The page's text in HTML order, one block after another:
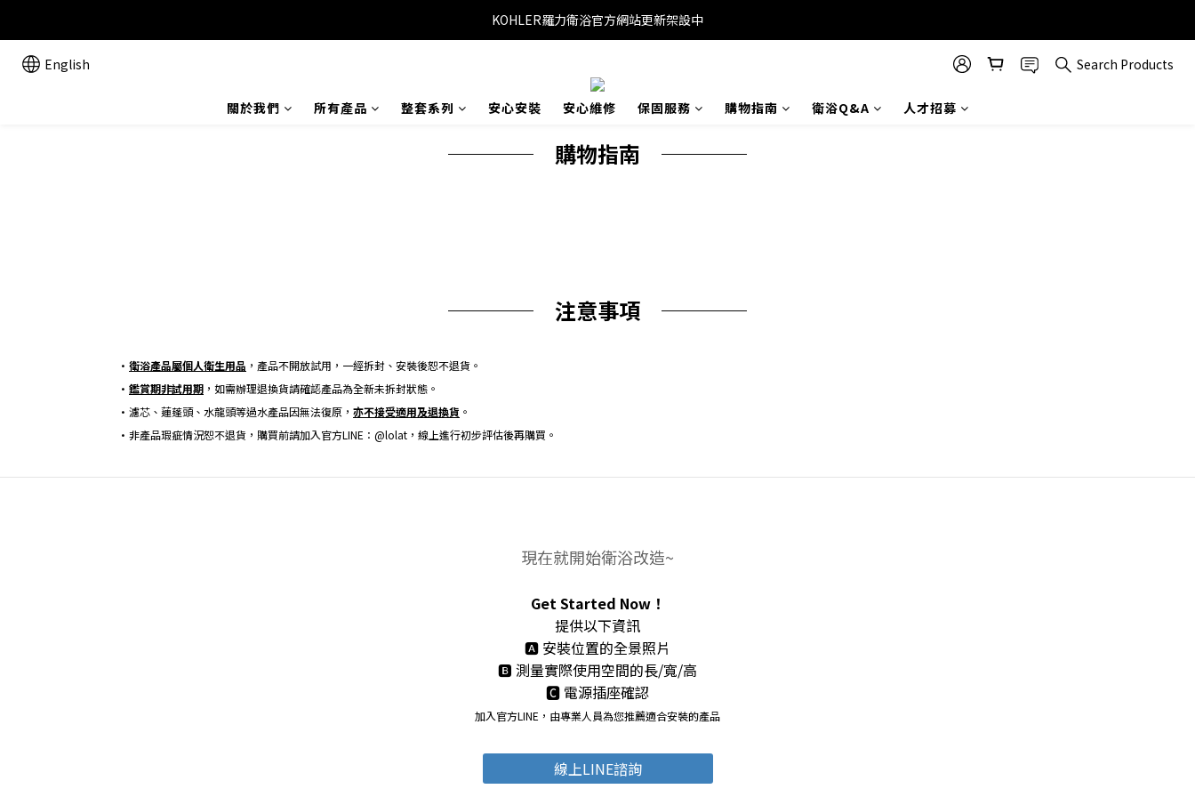
KOHLER羅力衛浴官方網站更新架設中
English Search Products
關於我們 所有產品 整套系列 安心安裝 安心維修 保固服務 購物指南 衛浴Q&A 人才招募
──── 購物指南 ────
──── 注意事項 ────
• 衛浴產品屬個人衛生用品 ，產品不開放試用，一經拆封、安裝後恕不退貨。
• 鑑賞期非試用期 ，如需辦理退換貨請確認產品為全新未拆封狀態。
•濾芯、蓮蓬頭、水龍頭等過水產品因無法復原， 亦不接受適用及退換貨 。
•非產品瑕疵情況恕不退貨，購買前請加入官方LINE：@lolat，線上進行初步評估後再購買。
現在就開始衛浴改造~
Get Started Now！
提供以下資訊
🅰 安裝位置的全景照片
🅱 測量實際使用空間的長/寬/高
🅲 電源插座確認
加入官方LINE，由專業人員為您推薦適合安裝的產品
線上LINE諮詢